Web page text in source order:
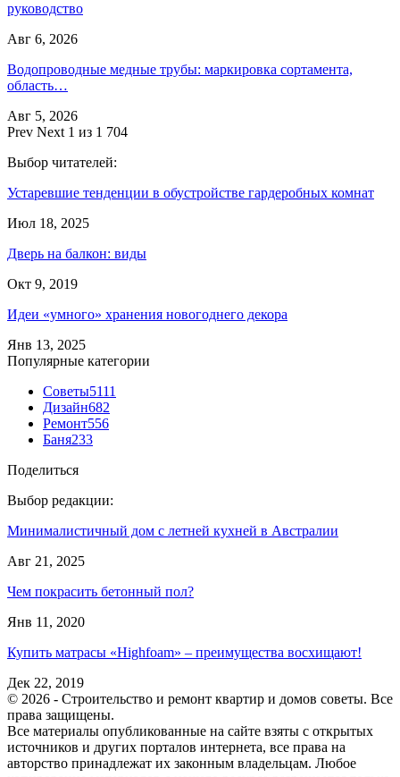
руководство
Авг 6, 2026
Водопроводные медные трубы: маркировка сортамента,
область…
Авг 5, 2026
Prev Next 1 из 1 704
Выбор читателей:
Устаревшие тенденции в обустройстве гардеробных комнат
Июл 18, 2025
Дверь на балкон: виды
Окт 9, 2019
Идеи «умного» хранения новогоднего декора
Янв 13, 2025
Популярные категории
Советы5111
Дизайн682
Ремонт556
Баня233
Поделиться
Выбор редакции:
Минималистичный дом с летней кухней в Австралии
Авг 21, 2025
Чем покрасить бетонный пол?
Янв 11, 2020
Купить матрасы «Highfoam» – преимущества восхищают!
Дек 22, 2019
© 2026 - Строительство и ремонт квартир и домов советы. Все
права защищены.
Все материалы опубликованные на сайте взяты с открытых
источников и других порталов интернета, все права на
авторство принадлежат их законным владельцам. Любое